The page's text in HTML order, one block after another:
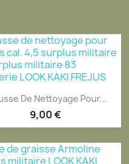
 Aperçu rapide
De Nettoyage Pour...
9,00 €